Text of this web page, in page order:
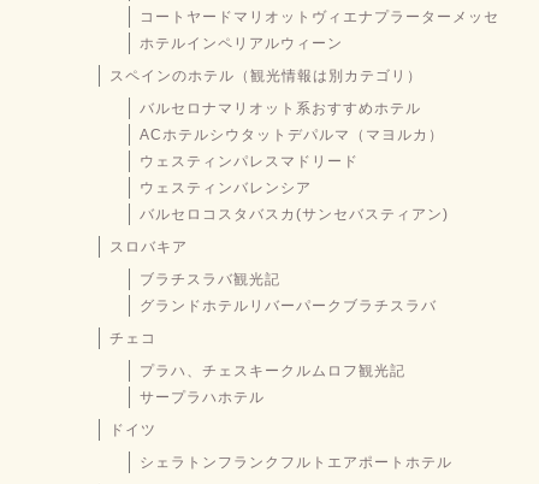
コートヤードマリオットヴィエナプラーターメッセ
ホテルインペリアルウィーン
スペインのホテル（観光情報は別カテゴリ）
バルセロナマリオット系おすすめホテル
ACホテルシウタットデパルマ（マヨルカ）
ウェスティンパレスマドリード
ウェスティンバレンシア
バルセロコスタバスカ(サンセバスティアン)
スロバキア
ブラチスラバ観光記
グランドホテルリバーパークブラチスラバ
チェコ
プラハ、チェスキークルムロフ観光記
サープラハホテル
ドイツ
シェラトンフランクフルトエアポートホテル